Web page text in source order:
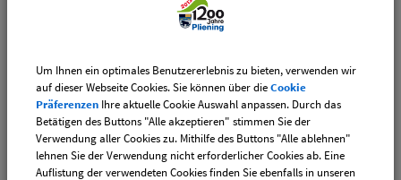
Den gewählten Termin als VCS-Kalenderdatei
Den gewählten Termin als iCal-Kalenderdatei
downloaden
Drucken
Um Ihnen ein optimales Benutzererlebnis zu bieten, verwenden wir
auf dieser Webseite Cookies. Sie können über dieCookie
Präferenzen Ihre aktuelle Cookie Auswahl anpassen. Durch das
Betätigen des Buttons "Alle akzeptieren" stimmen Sie der
Verwendung aller Cookies zu. Mithilfe des Buttons "Alle ablehnen"
lehnen Sie der Verwendung nicht erforderlicher Cookies ab. Eine
Auflistung der verwendeten Cookies finden Sie ebenfalls in unseren